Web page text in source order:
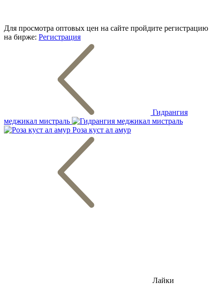
Для просмотра оптовых цен на сайте пройдите регистрацию
на бирже: Регистрация
Гидрангия
меджикал мистраль
Роза куст ал амур
Лайки